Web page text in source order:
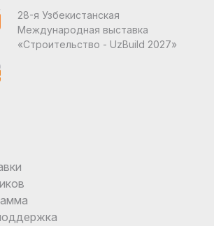
28-я Узбекистанская
Международная выставка
«Строительство - UzBuild 2027»